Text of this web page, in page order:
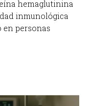
hemaglutinina
inmunológica
personas